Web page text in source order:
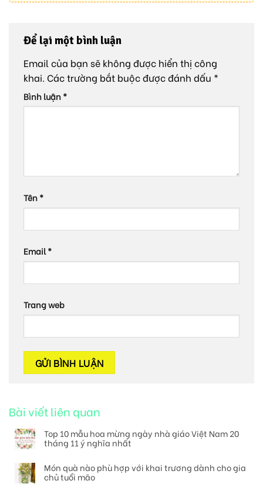
Để lại một bình luận
Email của bạn sẽ không được hiển thị công
khai. Các trường bắt buộc được đánh dấu *
Bình luận*
Tên*
Email*
Trang web
Bài viết liên quan
Top 10 mẫu hoa mừng ngày nhà giáo Việt Nam 20
tháng 11 ý nghĩa nhất
Món quà nào phù hợp với khai trương dành cho gia
chủ tuổi mão